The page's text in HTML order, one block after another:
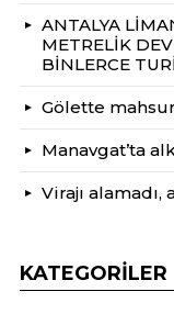
ANTALYA
METRELİK
BİNLERCE
Gölette
Manavgat’ta
Virajı
KATEGORILER